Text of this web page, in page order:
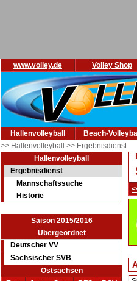
www.volley.de Volley Shop
Hallenvolleyball Beach-Volleyball
>> Hallenvolleyball >> Ergebnisdienst
Hallenvolleyball
Ergebnisdienst
Mannschaftssuche
Historie
Saison 2015/2016
Übergeordnet
Deutscher VV
Sächsischer SVB
Ostsachsen